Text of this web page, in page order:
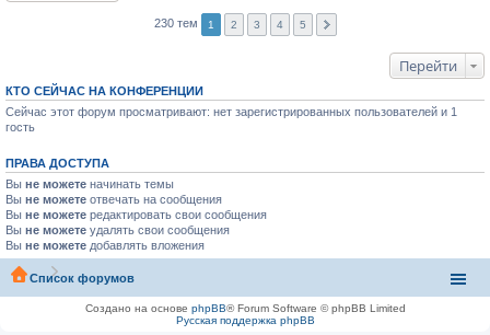
230 тем 1 2 3 4 5
Перейти
КТО СЕЙЧАС НА КОНФЕРЕНЦИИ
Сейчас этот форум просматривают: нет зарегистрированных пользователей и 1
гость
ПРАВА ДОСТУПА
Вы не можете начинать темы
Вы не можете отвечать на сообщения
Вы не можете редактировать свои сообщения
Вы не можете удалять свои сообщения
Вы не можете добавлять вложения
Список форумов
Создано на основе phpBB® Forum Software © phpBB Limited
Русская поддержка phpBB